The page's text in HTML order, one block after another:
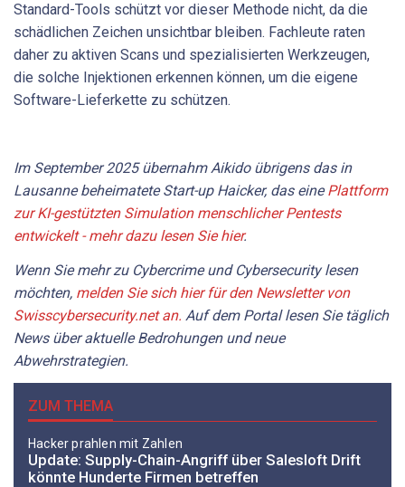
Standard-Tools schützt vor dieser Methode nicht, da die
schädlichen Zeichen unsichtbar bleiben. Fachleute raten
daher zu aktiven Scans und spezialisierten Werkzeugen,
die solche Injektionen erkennen können, um die eigene
Software-Lieferkette zu schützen.
Im September 2025 übernahm Aikido übrigens das in
Lausanne beheimatete Start-up Haicker, das einePlattform
zur KI-gestützten Simulation menschlicher Pentests
entwickelt - mehr dazu lesen Sie hier.
Wenn Sie mehr zu Cybercrime und Cybersecurity lesen
möchten, melden Sie sich hier für den Newsletter von
Swisscybersecurity.net an. Auf dem Portal lesen Sie täglich
News über aktuelle Bedrohungen und neue
Abwehrstrategien.
ZUM THEMA
Hacker prahlen mit Zahlen
Update: Supply-Chain-Angriff über Salesloft Drift
könnte Hunderte Firmen betreffen